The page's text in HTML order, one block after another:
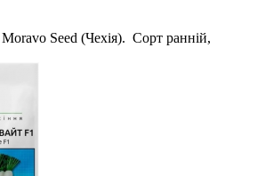
Seed (Чехія). Сорт ранній,